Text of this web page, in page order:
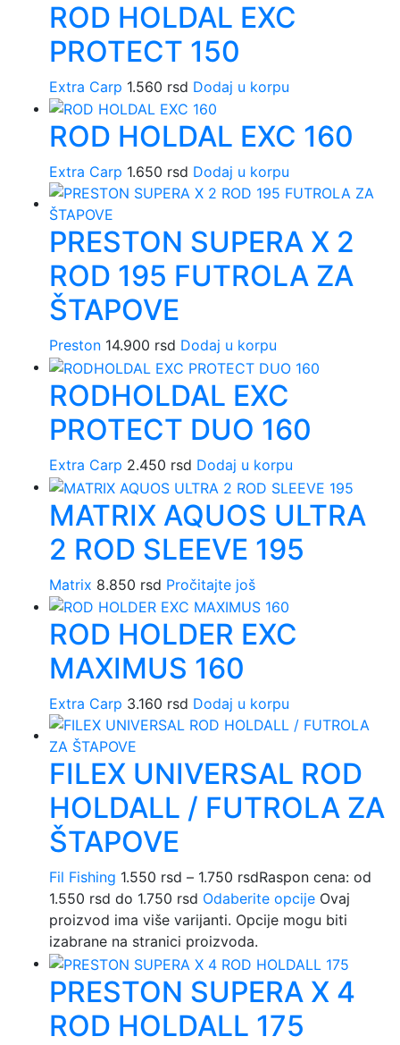
ROD HOLDAL EXC
PROTECT 150
Extra Carp 1.560 rsd Dodaj u korpu
ROD HOLDAL EXC 160
Extra Carp 1.650 rsd Dodaj u korpu
PRESTON SUPERA X 2
ROD 195 FUTROLA ZA
ŠTAPOVE
Preston 14.900 rsd Dodaj u korpu
RODHOLDAL EXC
PROTECT DUO 160
Extra Carp 2.450 rsd Dodaj u korpu
MATRIX AQUOS ULTRA
2 ROD SLEEVE 195
Matrix 8.850 rsd Pročitajte još
ROD HOLDER EXC
MAXIMUS 160
Extra Carp 3.160 rsd Dodaj u korpu
FILEX UNIVERSAL ROD
HOLDALL / FUTROLA ZA
ŠTAPOVE
Fil Fishing 1.550 rsd – 1.750 rsdRaspon cena: od
1.550 rsd do 1.750 rsd Odaberite opcije Ovaj
proizvod ima više varijanti. Opcije mogu biti
izabrane na stranici proizvoda.
PRESTON SUPERA X 4
ROD HOLDALL 175